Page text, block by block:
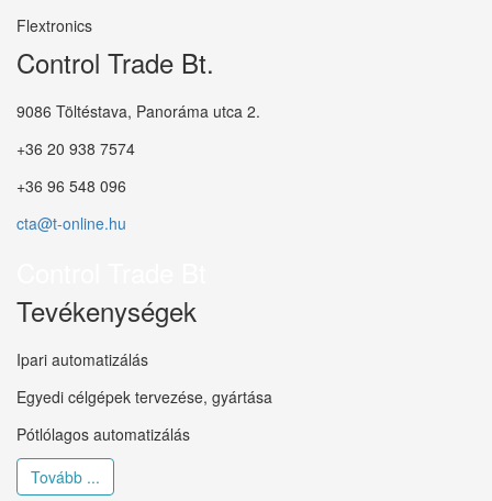
Flextronics
Control Trade Bt.
9086 Töltéstava, Panoráma utca 2.
+36 20 938 7574
+36 96 548 096
cta@t-online.hu
Tevékenységek
Ipari automatizálás
Egyedi célgépek tervezése, gyártása
Pótlólagos automatizálás
Tovább ...